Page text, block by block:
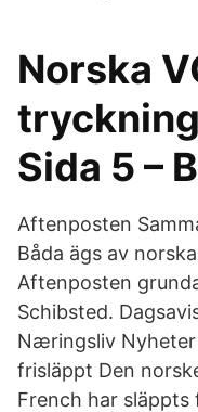
Norska
Sida 5 –
Aftenposten
Båda ägs av
Aftenposten
Schibsted.
Næringsliv Nyheter
frisläppt Den
French har släppts